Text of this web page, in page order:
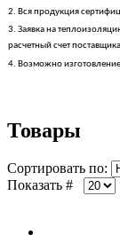
2. Вся продукция
3. Заявка на
расчетный счет поставщика
4. Возможно
Товары
Сортировать по:
Показать #